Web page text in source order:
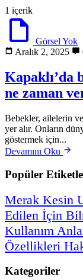
1 içerik
Görsel Yok
Aralık 2, 2025
Kapaklı’da
ne zaman
Bebekler, ailelerin
yer alır. Onların
göstermek için...
Devamını Oku
Popüler
Merak Kesin
Edilen İçin
Kullanım
Özellikleri
Kategoriler